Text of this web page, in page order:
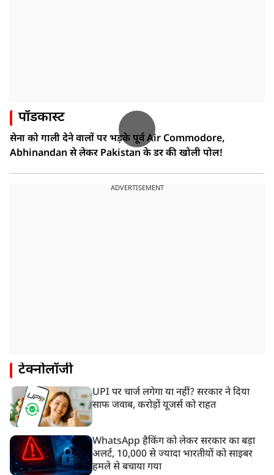
पॉडकास्ट
सेना को गाली देने वालों पर भड़के पूर्व Air Commodore,
Abhinandan से लेकर Pakistan के डर की खोली पोल!
ADVERTISEMENT
टेक्नोलॉजी
UPI पर चार्ज लगेगा या नहीं? सरकार ने दिया
साफ जवाब, करोड़ों यूजर्स को राहत
WhatsApp हैकिंग को लेकर सरकार का बड़ा
अलर्ट, 10,000 से ज्यादा भारतीयों को साइबर
हमले से बचाया गया